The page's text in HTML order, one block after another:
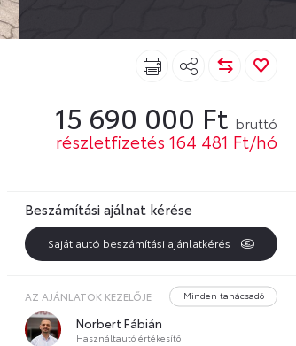
15 690 000 Ft bruttó
részletfizetés 164 481 Ft/hó
Beszámítási ajálnat kérése
Saját autó beszámítási ajánlatkérés
AZ AJÁNLATOK KEZELŐJE Minden tanácsadó
Norbert Fábián
Használtautó értékesítő